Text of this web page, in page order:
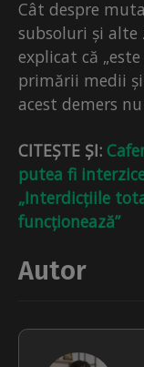
Cât despre
subsoluri și alte
explicat că
primării medii
acest demers
CITEȘTE ȘI:
putea fi
„Interdicțiile
funcționează”
Autor